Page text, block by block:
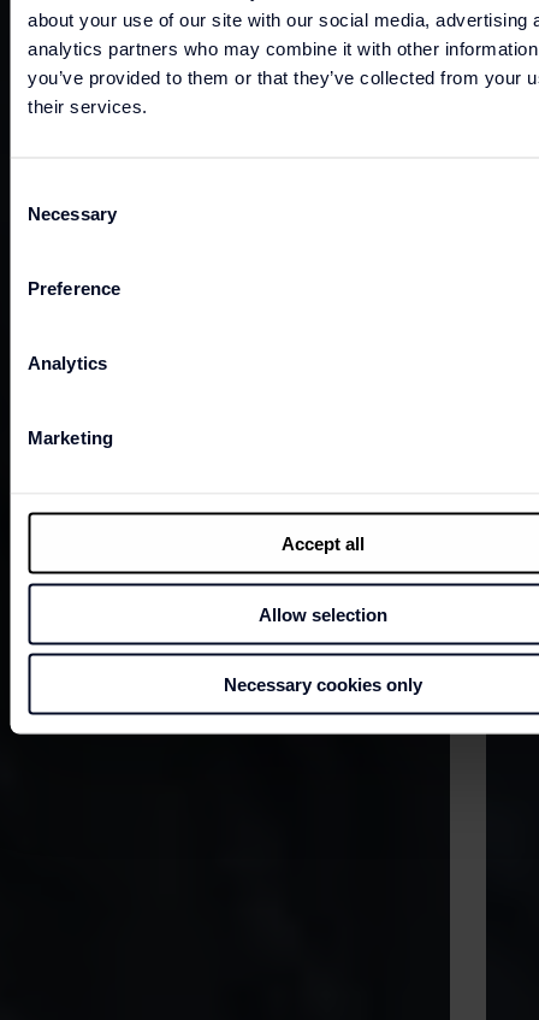
about your use of our site with our social media, advertising
analytics partners who may combine it with other
you’ve provided to them or that they’ve collected from your
their services.
Selection
Necessary
Preference
Analytics
Marketing
Accept all
Allow selection
Necessary cookies only